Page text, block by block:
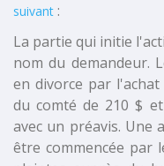
suivant :
La partie qui initie
nom du demandeur.
en divorce par
du comté de 210 $
avec un préavis. Une
être commencée par